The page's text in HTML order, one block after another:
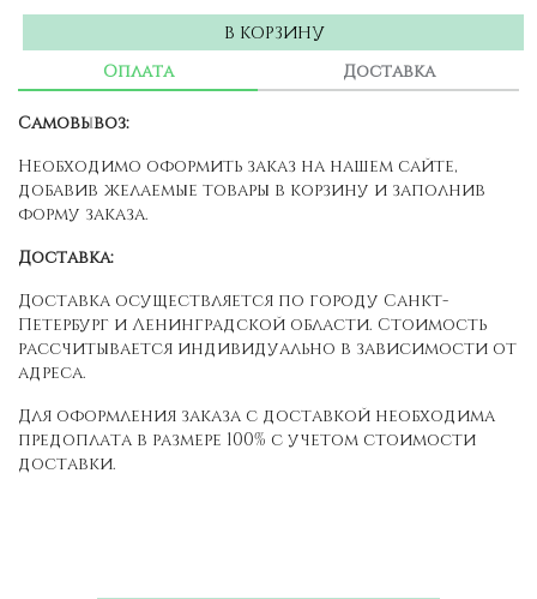
В КОРЗИНУ
Оплата
Доставка
Самовывоз:
Необходимо оформить заказ на нашем сайте,
добавив желаемые товары в корзину и заполнив
форму заказа.
Доставка:
Доставка осуществляется по городу Санкт-
Петербург и Ленинградской области. Стоимость
рассчитывается индивидуально в зависимости от
адреса.
Для оформления заказа с доставкой необходима
предоплата в размере 100% с учетом стоимости
доставки.